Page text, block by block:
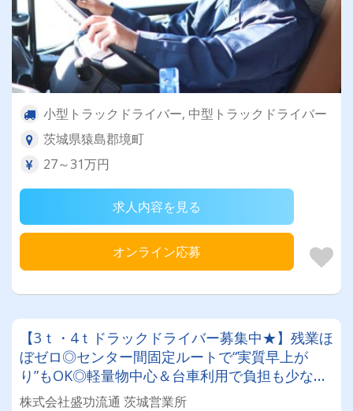
小型トラックドライバー, 中型トラックドライバー
茨城県猿島郡境町
27～31万円
求人内容を見る
オンライン応募
【3ｔ・4ｔドラックドライバー募集中★】残業ほ
ぼゼロ◎センター間固定ルートで“実質早上が
り”もOK◎軽量物中心＆台車利用で負担も少な
く、段取り良く働けます！「茨城営業所」
株式会社盛功流通 茨城営業所